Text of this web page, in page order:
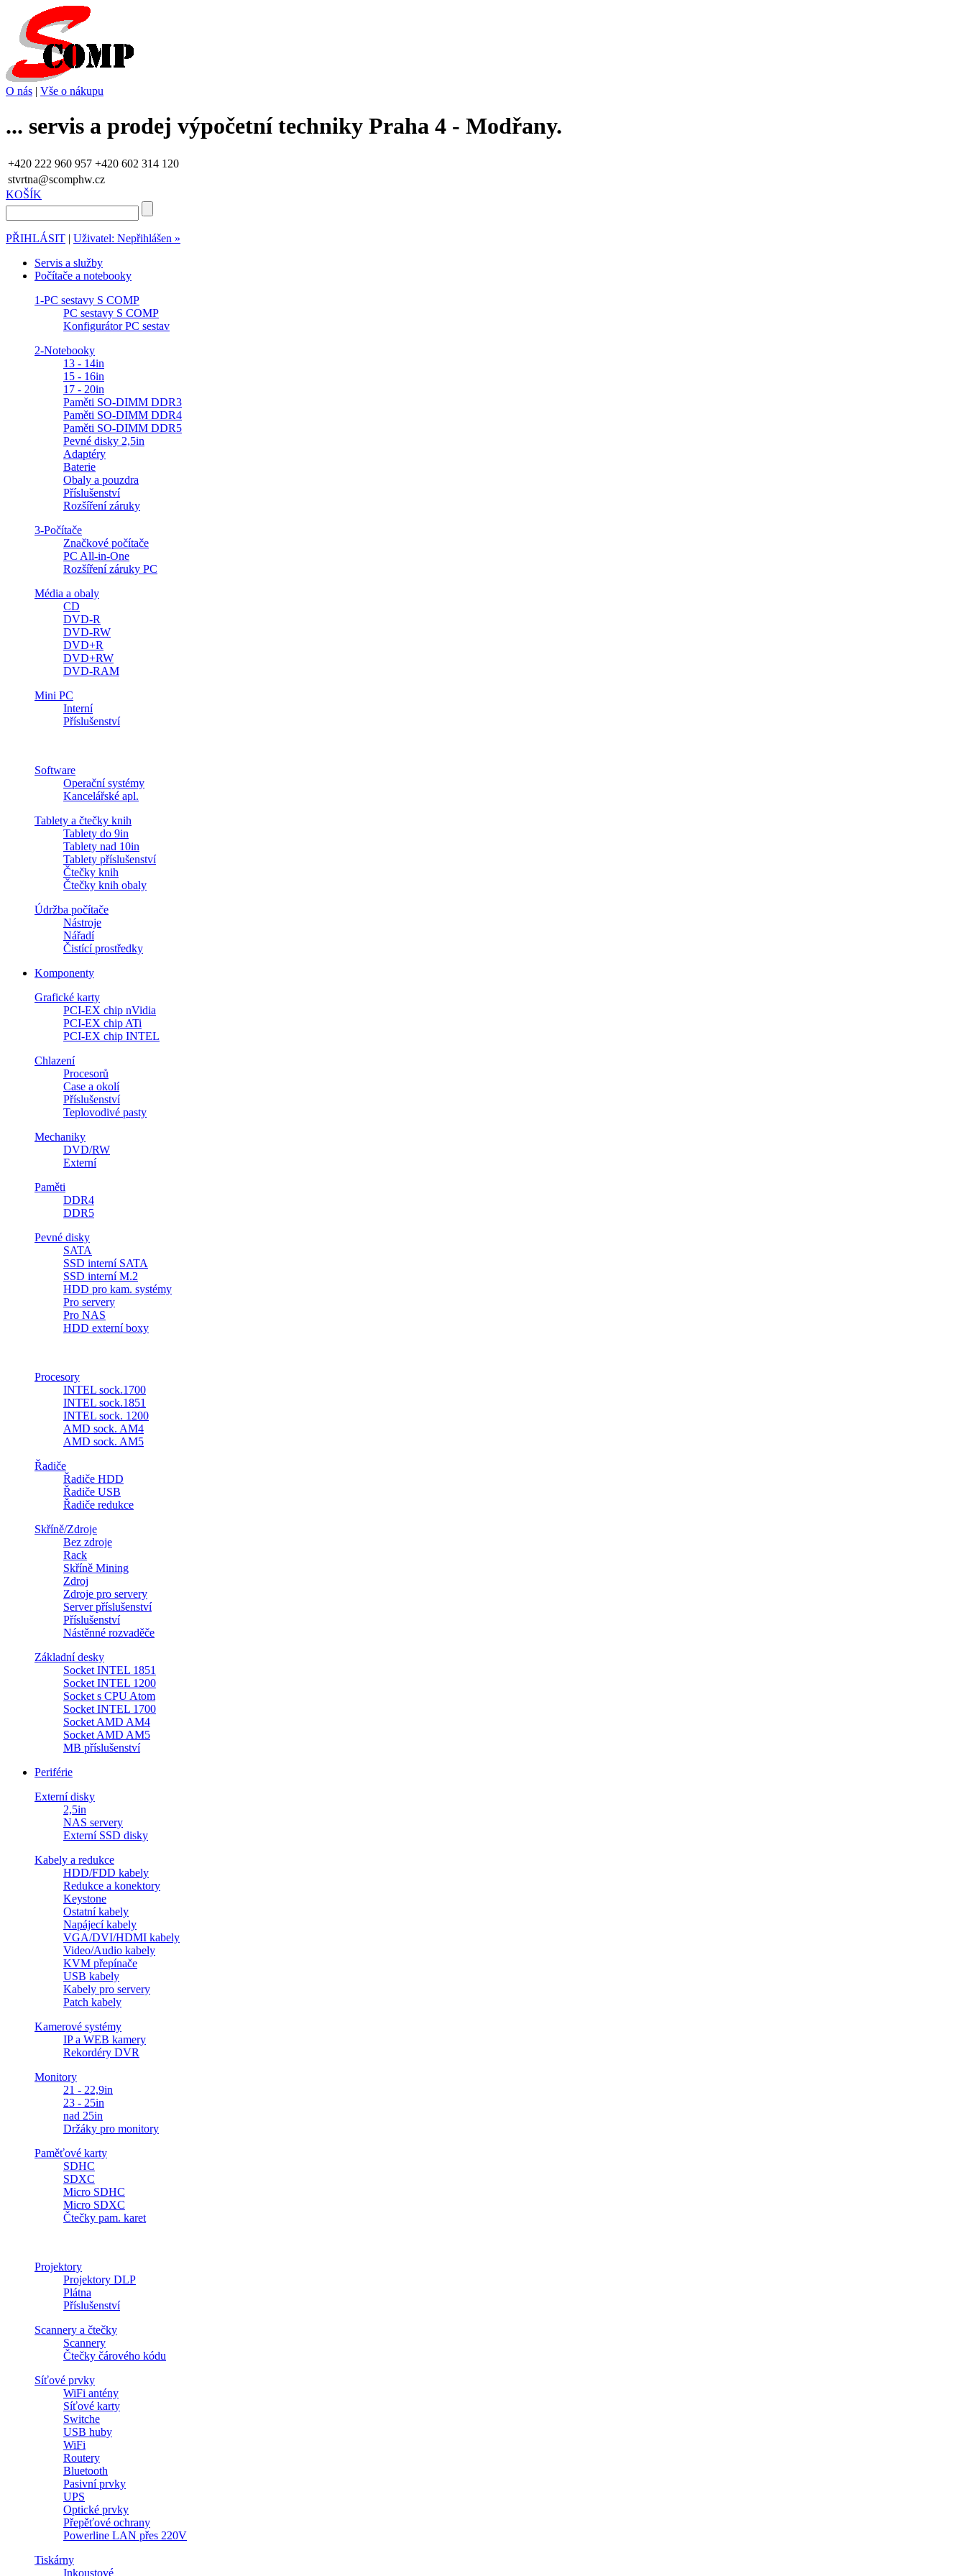
O nás | Vše o nákupu
... servis a prodej výpočetní techniky Praha 4 - Modřany.
+420 222 960 957 +420 602 314 120
stvrtna@scomphw.cz
KOŠÍK
PŘIHLÁSIT | Uživatel: Nepřihlášen »
Servis a služby
Počítače a notebooky
1-PC sestavy S COMP
PC sestavy S COMP
Konfigurátor PC sestav
2-Notebooky
13 - 14in
15 - 16in
17 - 20in
Paměti SO-DIMM DDR3
Paměti SO-DIMM DDR4
Paměti SO-DIMM DDR5
Pevné disky 2,5in
Adaptéry
Baterie
Obaly a pouzdra
Příslušenství
Rozšíření záruky
3-Počítače
Značkové počítače
PC All-in-One
Rozšíření záruky PC
Média a obaly
CD
DVD-R
DVD-RW
DVD+R
DVD+RW
DVD-RAM
Mini PC
Interní
Příslušenství
Software
Operační systémy
Kancelářské apl.
Tablety a čtečky knih
Tablety do 9in
Tablety nad 10in
Tablety příslušenství
Čtečky knih
Čtečky knih obaly
Údržba počítače
Nástroje
Nářadí
Čistící prostředky
Komponenty
Grafické karty
PCI-EX chip nVidia
PCI-EX chip ATi
PCI-EX chip INTEL
Chlazení
Procesorů
Case a okolí
Příslušenství
Teplovodivé pasty
Mechaniky
DVD/RW
Externí
Paměti
DDR4
DDR5
Pevné disky
SATA
SSD interní SATA
SSD interní M.2
HDD pro kam. systémy
Pro servery
Pro NAS
HDD externí boxy
Procesory
INTEL sock.1700
INTEL sock.1851
INTEL sock. 1200
AMD sock. AM4
AMD sock. AM5
Řadiče
Řadiče HDD
Řadiče USB
Řadiče redukce
Skříně/Zdroje
Bez zdroje
Rack
Skříně Mining
Zdroj
Zdroje pro servery
Server příslušenství
Příslušenství
Nástěnné rozvaděče
Základní desky
Socket INTEL 1851
Socket INTEL 1200
Socket s CPU Atom
Socket INTEL 1700
Socket AMD AM4
Socket AMD AM5
MB příslušenství
Periférie
Externí disky
2,5in
NAS servery
Externí SSD disky
Kabely a redukce
HDD/FDD kabely
Redukce a konektory
Keystone
Ostatní kabely
Napájecí kabely
VGA/DVI/HDMI kabely
Video/Audio kabely
KVM přepínače
USB kabely
Kabely pro servery
Patch kabely
Kamerové systémy
IP a WEB kamery
Rekordéry DVR
Monitory
21 - 22,9in
23 - 25in
nad 25in
Držáky pro monitory
Paměťové karty
SDHC
SDXC
Micro SDHC
Micro SDXC
Čtečky pam. karet
Projektory
Projektory DLP
Plátna
Příslušenství
Scannery a čtečky
Scannery
Čtečky čárového kódu
Síťové prvky
WiFi antény
Síťové karty
Switche
USB huby
WiFi
Routery
Bluetooth
Pasivní prvky
UPS
Optické prvky
Přepěťové ochrany
Powerline LAN přes 220V
Tiskárny
Inkoustové